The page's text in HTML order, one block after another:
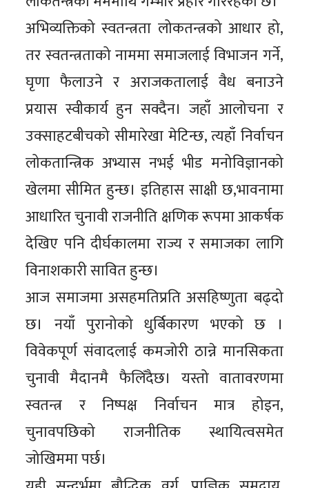
अभिव्यक्तिको स्वतन्त्रता लोकतन्त्रको आधार हो,
तर स्वतन्त्रताको नाममा समाजलाई विभाजन गर्ने,
घृणा फैलाउने र अराजकतालाई वैध बनाउने
प्रयास स्वीकार्य हुन सक्दैन। जहाँ आलोचना र
उक्साहटबीचको सीमारेखा मेटिन्छ, त्यहाँ निर्वाचन
लोकतान्त्रिक अभ्यास नभई भीड मनोविज्ञानको
खेलमा सीमित हुन्छ। इतिहास साक्षी छ,भावनामा
आधारित चुनावी राजनीति क्षणिक रूपमा आकर्षक
देखिए पनि दीर्घकालमा राज्य र समाजका लागि
विनाशकारी सावित हुन्छ।
आज समाजमा असहमतिप्रति असहिष्णुता बढ्दो
छ। नयाँ पुरानोको धुर्बिकारण भएको छ ।
विवेकपूर्ण संवादलाई कमजोरी ठान्ने मानसिकता
चुनावी मैदानमै फैलिँदैछ। यस्तो वातावरणमा
स्वतन्त्र र निष्पक्ष निर्वाचन मात्र होइन,
चुनावपछिको राजनीतिक स्थायित्वसमेत
जोखिममा पर्छ।